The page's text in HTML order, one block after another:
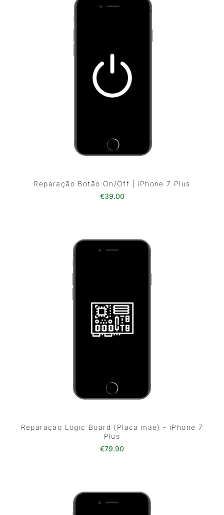
Reparação Botão On/Off | iPhone 7 Plus
€39.00
Reparação Logic Board (Placa mãe) - iPhone 7
Plus
€79.90